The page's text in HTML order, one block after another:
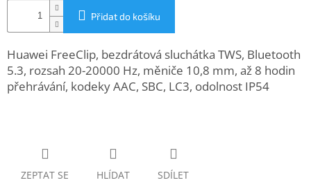
www.inpraise.cz
Gaming
Telefony
a
tablety
Přidat do košíku
Huawei FreeClip, bezdrátová sluchátka TWS, Bluetooth
5.3, rozsah 20-20000 Hz, měniče 10,8 mm, až 8 hodin
přehrávání, kodeky AAC, SBC, LC3, odolnost IP54
ZEPTAT SE HLÍDAT SDÍLET